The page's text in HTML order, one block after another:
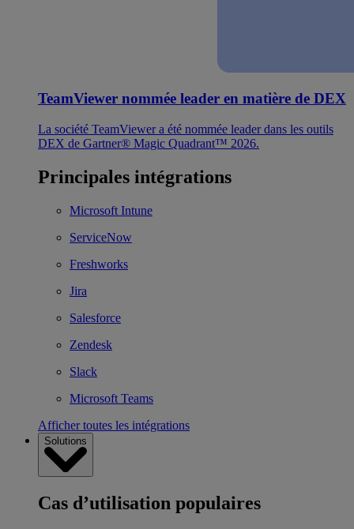
TeamViewer nommée leader en matière de DEX
La société TeamViewer a été nommée leader dans les outils
DEX de Gartner® Magic Quadrant™ 2026.
Principales intégrations
Microsoft Intune
ServiceNow
Freshworks
Jira
Salesforce
Zendesk
Slack
Microsoft Teams
Afficher toutes les intégrations
Solutions
Cas d’utilisation populaires